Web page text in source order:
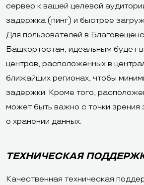
сервер к вашей целевой
задержка (пинг) и быстрее
Для пользователей в
Башкортостан, идеальным будет
центров, расположенных в
ближайших регионах, чтобы
задержки. Кроме того,
может быть важно с точки зрения
о хранении данных.
ТЕХНИЧЕСКАЯ
Качественная техническая